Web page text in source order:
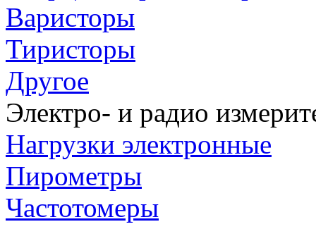
Варисторы
Тиристоры
Другое
Электро- и радио
Нагрузки электронные
Пирометры
Частотомеры